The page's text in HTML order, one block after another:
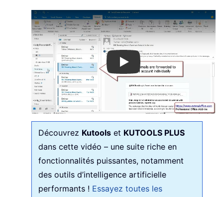
Play
Découvrez Kutools et KUTOOLS PLUS
dans cette vidéo – une suite riche en
fonctionnalités puissantes, notamment
des outils d’intelligence artificielle
performants ! Essayez toutes les